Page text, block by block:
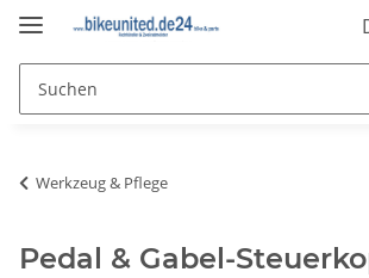
Werkzeug & Pflege
Pedal & Gabel-